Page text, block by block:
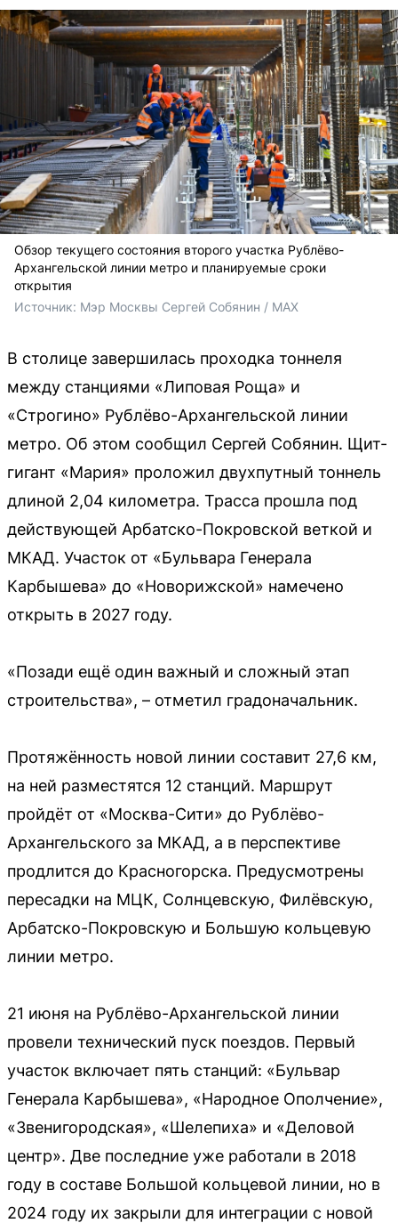
Обзор текущего состояния второго участка Рублёво-
Архангельской линии метро и планируемые сроки
открытия
Источник: Мэр Москвы Сергей Собянин / MAX
В столице завершилась проходка тоннеля
между станциями «Липовая Роща» и
«Строгино» Рублёво-Архангельской линии
метро. Об этом сообщил Сергей Собянин. Щит-
гигант «Мария» проложил двухпутный тоннель
длиной 2,04 километра. Трасса прошла под
действующей Арбатско-Покровской веткой и
МКАД. Участок от «Бульвара Генерала
Карбышева» до «Новорижской» намечено
открыть в 2027 году.
«Позади ещё один важный и сложный этап
строительства», – отметил градоначальник.
Протяжённость новой линии составит 27,6 км,
на ней разместятся 12 станций. Маршрут
пройдёт от «Москва-Сити» до Рублёво-
Архангельского за МКАД, а в перспективе
продлится до Красногорска. Предусмотрены
пересадки на МЦК, Солнцевскую, Филёвскую,
Арбатско-Покровскую и Большую кольцевую
линии метро.
21 июня на Рублёво-Архангельской линии
провели технический пуск поездов. Первый
участок включает пять станций: «Бульвар
Генерала Карбышева», «Народное Ополчение»,
«Звенигородская», «Шелепиха» и «Деловой
центр». Две последние уже работали в 2018
году в составе Большой кольцевой линии, но в
2024 году их закрыли для интеграции с новой